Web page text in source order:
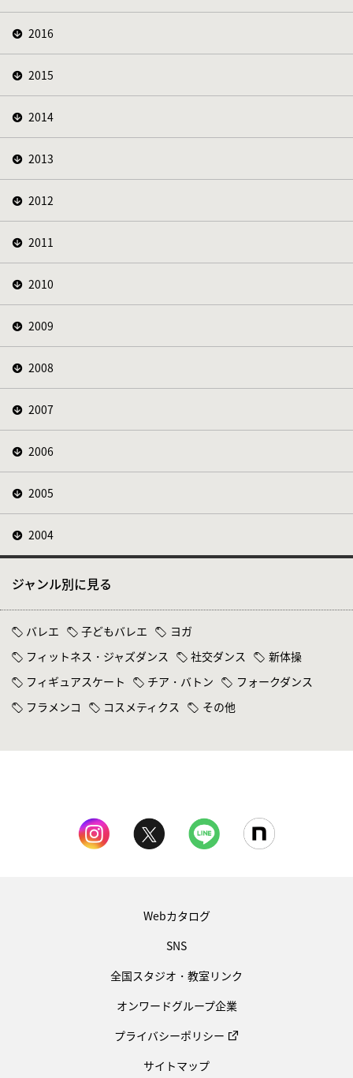
2016
2015
2014
2013
2012
2011
2010
2009
2008
2007
2006
2005
2004
ジャンル別に見る
バレエ 子どもバレエ
ヨガ
フィットネス・ジャズダンス
社交ダンス
新体操
フィギュアスケート
チア・バトン
フォークダンス
フラメンコ
コスメティクス その他
Webカタログ
SNS
全国スタジオ・教室リンク
オンワードグループ企業
プライバシーポリシー
サイトマップ